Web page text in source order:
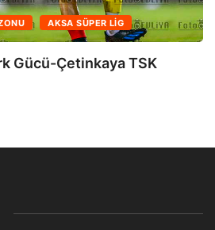
AKSA SÜPER LIG
Gücü-Çetinkaya TSK